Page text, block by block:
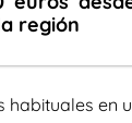
región
en